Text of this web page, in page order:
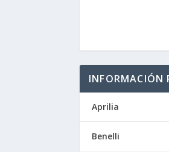
INFORMACIÓN
Aprilia
Benelli